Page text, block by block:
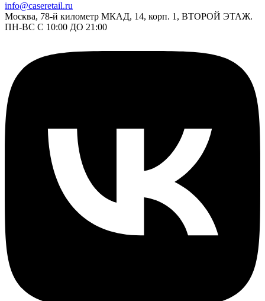
info@caseretail.ru
Москва, 78-й километр МКАД, 14, корп. 1, ВТОРОЙ ЭТАЖ.
ПН-ВС С 10:00 ДО 21:00